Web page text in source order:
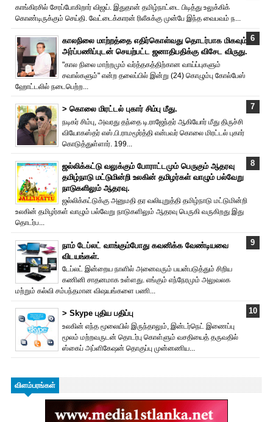
காங்கிரசில் சேரப்போகிறார் விஜய். இதுதான் தமிழ்நாட்டை பிடித்து உலுக்கிக்
கொண்டிருக்கும் செய்தி. வேட்டைக்காரன் ரிலீசுக்கு முன்பே இந்த வைபவம் ந...
காலநிலை மாற்றத்தை எதிர்கொள்வது தொடர்பாக மிகவும்
அர்ப்பணிப்புடன் செயற்பட்ட ஜனாதிபதிக்கு விசேட விருது.
"கால நிலை மாற்றமும் வர்த்தகத்திற்கான வாய்ப்புகளும்
சவால்களும்" என்ற தலைப்பில் இன்று (24) கொழும்பு கோல்பேஸ்
ஹோட்டலில் நடைபெற்ற...
> கொலை மிரட்டல் புகார் சிம்பு மீது.
நடிகர் சிம்பு, அவரது தந்தை டி.ராஜேந்தர் ஆகியோர் மீது திருச்சி
வியோகஸ்தர் எஸ்.பி.ராமமூர்த்தி என்பவர் கொலை மிரட்டல் புகார்
கொடுத்துள்ளார். 199...
ஜல்லிக்கட்டு வலுக்கும் போராட்டமும் பெருகும் ஆதரவு
தமிழ்நாடு மட்டுமின்றி உலகின் தமிழர்கள் வாழும் பல்வேறு
நாடுகளிலும் ஆதரவு.
ஜல்லிக்கட்டுக்கு அனுமதி தர வலியுறுத்தி தமிழ்நாடு மட்டுமின்றி
உலகின் தமிழர்கள் வாழும் பல்வேறு நாடுகளிலும் ஆதரவு பெருகி வருகிறது இது
தொடர்ப...
நாம் டேப்லட் வாங்கும்போது கவனிக்க வேண்டியவை
விடயங்கள்.
டேப்லட் இன்றைய நாளில் அனைவரும் பயன்படுத்தும் சிறிய
கணினி சாதனமாக உள்ளது. எங்கும் எந்நேரமும் அலுவலக
மற்றும் கல்வி சம்பந்தமான விஷயங்களை பணி...
> Skype புதிய பதிப்பு
உலகின் எந்த மூலையில் இருந்தாலும், இன்டர்நெட் இணைப்பு
மூலம் மற்றவருடன் தொடர்பு கொள்ளும் வசதியைத் தருவதில்
ஸ்கைப் அப்ளிகேஷன் தொகுப்பு முன்னணிய...
விளம்பரங்கள்